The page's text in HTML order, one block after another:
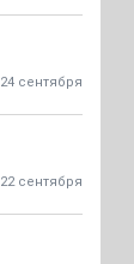
24 сентября
22 сентября